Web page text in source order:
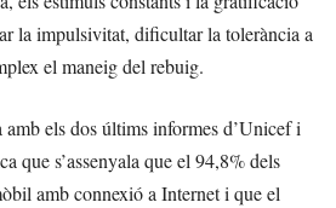
la impulsivitat, dificultar la tolerància a
el maneig del rebuig.
els dos últims informes d’Unicef i
que s’assenyala que el 94,8% dels
amb connexió a Internet i que el